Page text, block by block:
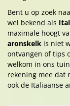
Bent u op zoek
wel bekend als
maximale hoogt
aronskelk is niet
ontvangen of tips
welkom in ons
rekening mee dat
ook de Italiaanse